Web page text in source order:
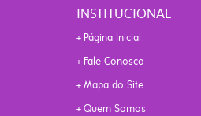
INSTITUCIONAL
Página Inicial
Fale Conosco
Mapa do Site
Quem Somos